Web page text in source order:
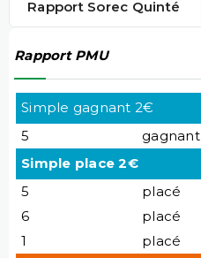
Rapport Sorec Quinté
Rapport PMU
Simple gagnant 2€
5
gagnant
Simple place 2€
5
placé
6
placé
1
placé